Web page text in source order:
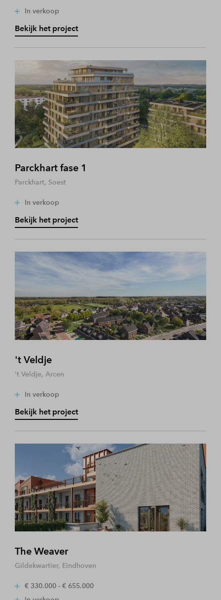
In verkoop
Bekijk het project
Parckhart fase 1
Parckhart, Soest
In verkoop
Bekijk het project
't Veldje
't Veldje, Arcen
In verkoop
Bekijk het project
The Weaver
Gildekwartier, Eindhoven
€ 330.000 - € 655.000